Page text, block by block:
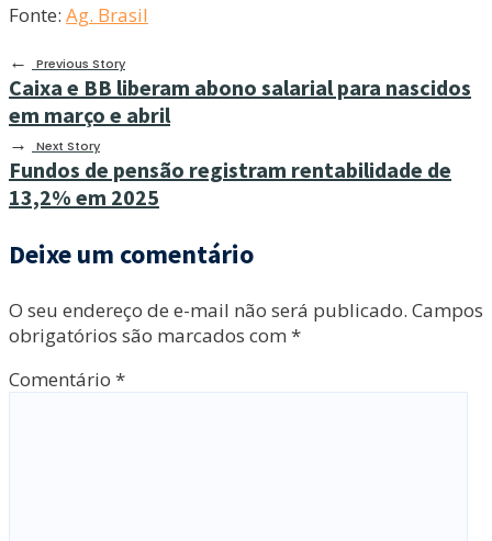
Fonte: Ag. Brasil
←
Previous Story
Caixa e BB liberam abono salarial para nascidos
em março e abril
→ Next Story
Fundos de pensão registram rentabilidade de
13,2% em 2025
Deixe um comentário
O seu endereço de e-mail não será publicado. Campos
obrigatórios são marcados com *
Comentário *